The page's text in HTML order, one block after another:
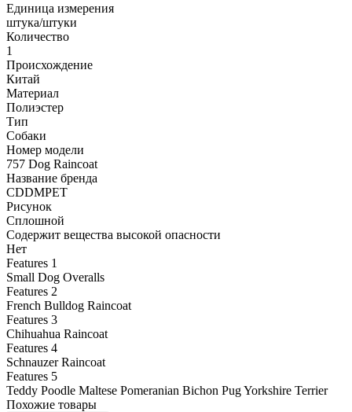
Единица измерения
штука/штуки
Количество
1
Происхождение
Китай
Материал
Полиэстер
Тип
Собаки
Номер модели
757 Dog Raincoat
Название бренда
CDDMPET
Рисунок
Сплошной
Содержит вещества высокой опасности
Нет
Features 1
Small Dog Overalls
Features 2
French Bulldog Raincoat
Features 3
Chihuahua Raincoat
Features 4
Schnauzer Raincoat
Features 5
Teddy Poodle Maltese Pomeranian Bichon Pug Yorkshire Terrier
Похожие товары